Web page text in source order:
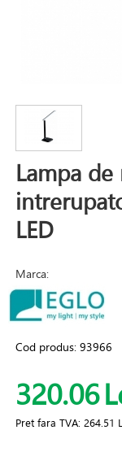
Lampa de
LED
Marca:
Cod produs:93966
320.06
Pret fara TVA:264.51